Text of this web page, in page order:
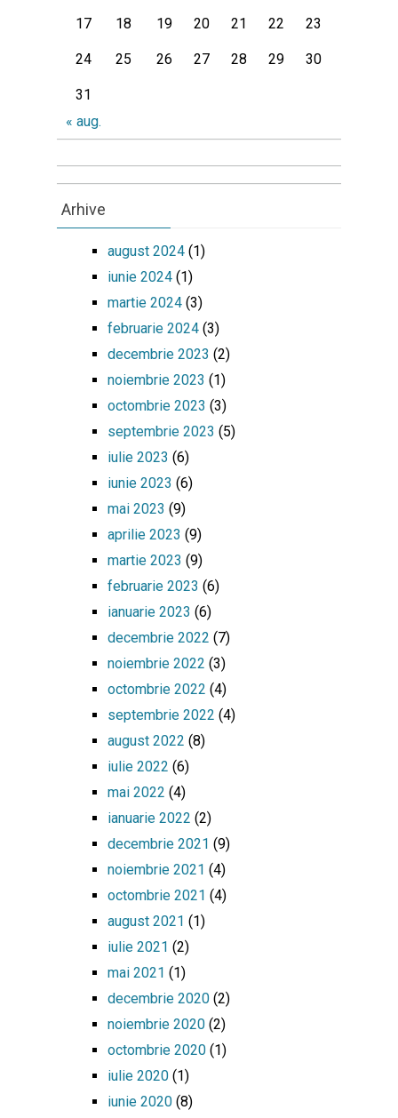
17 18 19 20 21 22 23
24 25 26 27 28 29 30
31
« aug.
Arhive
august 2024(1)
iunie 2024(1)
martie 2024(3)
februarie 2024(3)
decembrie 2023 (2)
noiembrie 2023 (1)
octombrie 2023 (3)
septembrie 2023 (5)
iulie 2023 (6)
iunie 2023 (6)
mai 2023 (9)
aprilie 2023 (9)
martie 2023 (9)
februarie 2023 (6)
ianuarie 2023 (6)
decembrie 2022 (7)
noiembrie 2022 (3)
octombrie 2022 (4)
septembrie 2022 (4)
august 2022 (8)
iulie 2022 (6)
mai 2022 (4)
ianuarie 2022 (2)
decembrie 2021 (9)
noiembrie 2021 (4)
octombrie 2021 (4)
august 2021 (1)
iulie 2021 (2)
mai 2021 (1)
decembrie 2020(2)
noiembrie 2020(2)
octombrie 2020(1)
iulie 2020(1)
iunie 2020(8)